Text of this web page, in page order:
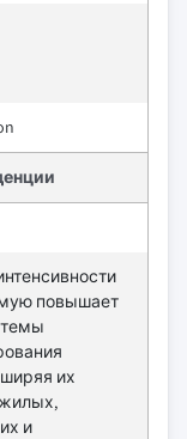
повышает
их
и